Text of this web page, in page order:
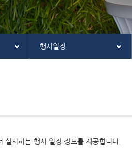
행사일정
실시하는 행사 일정 정보를 제공합니다.